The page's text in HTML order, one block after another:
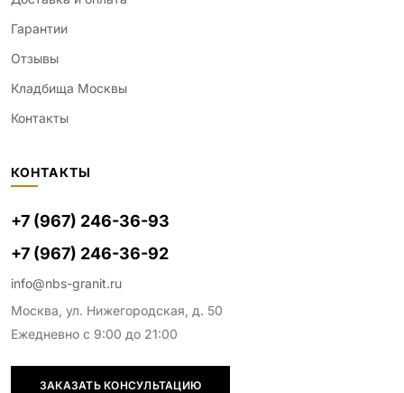
Гарантии
Отзывы
Кладбища Москвы
Контакты
КОНТАКТЫ
+7 (967) 246-36-93
+7 (967) 246-36-92
info@nbs-granit.ru
Москва, ул. Нижегородская, д. 50
Ежедневно с 9:00 до 21:00
ЗАКАЗАТЬ КОНСУЛЬТАЦИЮ